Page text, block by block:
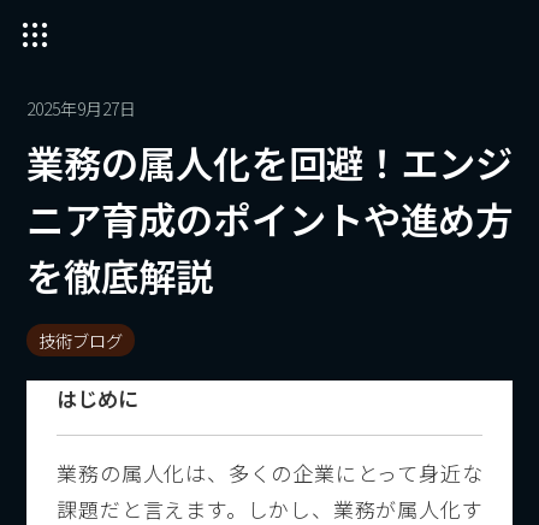
2025年9月27日
業務の属人化を回避！エンジ
ニア育成のポイントや進め方
を徹底解説
技術ブログ
はじめに
業務の属人化は、多くの企業にとって身近な
課題だと言えます。しかし、業務が属人化す